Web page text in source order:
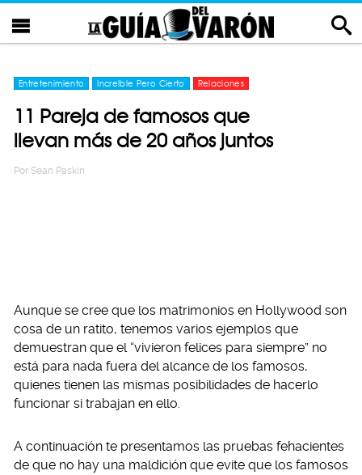
Entretenimiento Increíble Pero Cierto Relaciones
11 Pareja de famosos que
llevan más de 20 años juntos
Por Sean Paskin
Aunque se cree que los matrimonios en Hollywood son
cosa de un ratito, tenemos varios ejemplos que
demuestran que el “vivieron felices para siempre” no
está para nada fuera del alcance de los famosos,
quienes tienen las mismas posibilidades de hacerlo
funcionar si trabajan en ello.
A continuación te presentamos las pruebas fehacientes
de que no hay una maldición que evite que los famosos